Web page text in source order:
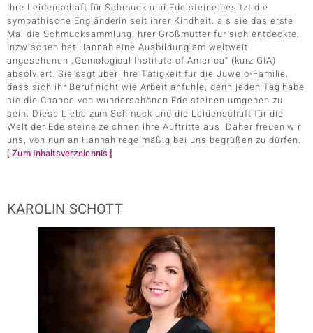
Ihre Leidenschaft für Schmuck und Edelsteine besitzt die
sympathische Engländerin seit ihrer Kindheit, als sie das erste
Mal die Schmucksammlung ihrer Großmutter für sich entdeckte.
Inzwischen hat Hannah eine Ausbildung am weltweit
angesehenen „Gemological Institute of America“ (kurz GIA)
absolviert. Sie sagt über ihre Tätigkeit für die Juwelo-Familie,
dass sich ihr Beruf nicht wie Arbeit anfühle, denn jeden Tag habe
sie die Chance von wunderschönen Edelsteinen umgeben zu
sein. Diese Liebe zum Schmuck und die Leidenschaft für die
Welt der Edelsteine zeichnen ihre Auftritte aus. Daher freuen wir
uns, von nun an Hannah regelmäßig bei uns begrüßen zu dürfen.
[ Zum Inhaltsverzeichnis ]
KAROLIN SCHOTT